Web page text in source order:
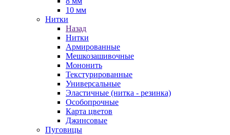
10 мм
Нитки
Назад
Нитки
Армированные
Мешкозашивочные
Мононить
Текстурированные
Универсальные
Эластичные (нитка - резинка)
Особопрочные
Карта цветов
Джинсовые
Пуговицы